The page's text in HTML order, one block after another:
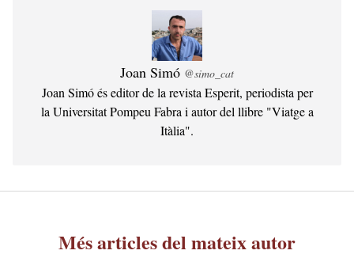
Joan Simó @simo_cat
Joan Simó és editor de la revista Esperit, periodista per
la Universitat Pompeu Fabra i autor del llibre "Viatge a
Itàlia".
Més articles del mateix autor